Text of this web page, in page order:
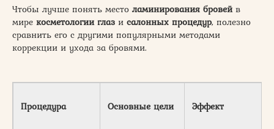
Чтобы лучше понять место ламинирования бровейв
мире косметологии глаз и салонных процедур, полезно
сравнить его с другими популярными методами
коррекции и ухода за бровями.
Процедура Основные цели Эффект